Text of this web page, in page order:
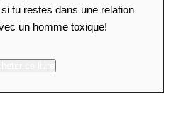
si tu restes dans une relation
un homme toxique!